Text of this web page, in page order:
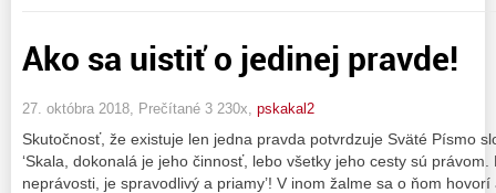
Ako sa uistiť o jedinej pravde!
27. októbra 2018, Prečítané 3 230x, pskakal2
Skutočnosť, že existuje len jedna pravda potvrdzuje Sväté Písmo
‘Skala, dokonalá je jeho činnosť, lebo všetky jeho cesty sú
neprávosti, je spravodlivý a priamy’! V inom žalme sa o ňom